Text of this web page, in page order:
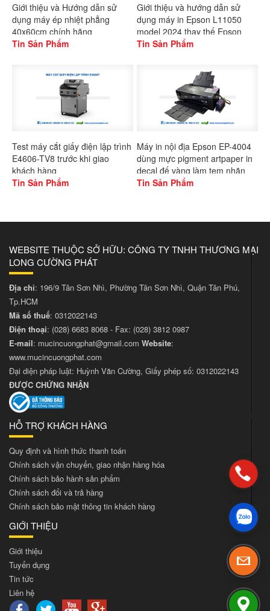
Giới thiệu và Hướng dẫn sử
dụng máy ép nhiệt phẳng
40x60cm chính hãng
Gaoshang
Tin Sản Phẩm
Giới thiệu và hướng dẫn sử
dụng máy in Epson L11050
model 2024 thay thế Epson
L1300
Tin Sản Phẩm
Test máy cắt giấy điện lập trình
E4606-TV8 trước khi giao
khách hàng
Tin Sản Phẩm
Máy in nội địa Epson EP-4004
dùng mực pigment artpaper in
decal đế vàng làm tem nhãn
Tin Sản Phẩm
WEBSITE THUỘC SỞ HỮU: CÔNG TY TNHH THƯƠNG MẠI
LONG CƯỜNG PHÁT
Địa chỉ: 196/9 Tân Sơn Nhì, Phường Tân Sơn Nhì, Quận Tân Phú,
Tp.HCM
Mã số thuế: 0312022143
Điện thoại: (028) 6683 8068 - Fax: (028) 3812 0987
E-mail: mucincuongphat@gmail.com Website:
www.mucincuongphat.com
Đại diện pháp luật: Huỳnh Văn Cường, Giấy phép số: 0312022143
ĐƯỢC CHỨNG NHẬN
HỖ TRỢ KHÁCH HÀNG
Quy định và hình thức thanh toán
Chính sách vận chuyển, giao nhận hàng hóa
Chính sách bảo hành sản phẩm
Chính sách đổi và trả hàng
Chính sách bảo mật thông tin khách hàng
GIỚI THIỆU
Giới thiệu
Tuyển dụng
Tin tức
Liên hệ